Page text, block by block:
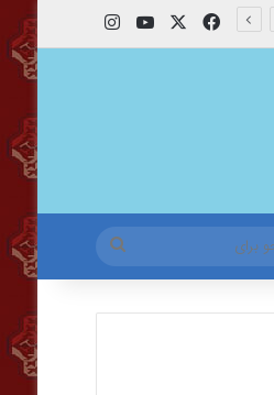
فیس بوکیوتیوباینستاگرام
جستجو
برای